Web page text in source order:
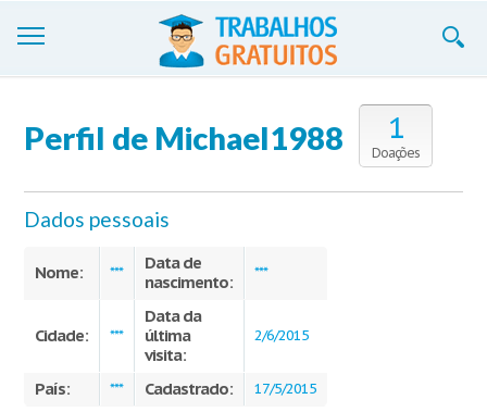
Cadastre-se
Entre
1
Doações
Perfil de Michael1988
Dados pessoais
Nome: ***
Data de
nascimento:
***
Cidade: ***
Data da
última
visita:
2/6/2015
País: *** Cadastrado: 17/5/2015